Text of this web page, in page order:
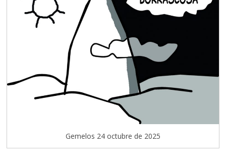
Gemelos 24 octubre de 2025